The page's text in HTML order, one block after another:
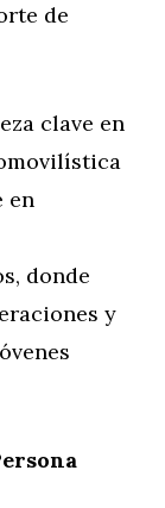
de
clave en
en
donde
y